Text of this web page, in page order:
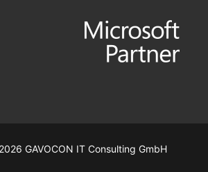
GAVOCON IT Consulting GmbH